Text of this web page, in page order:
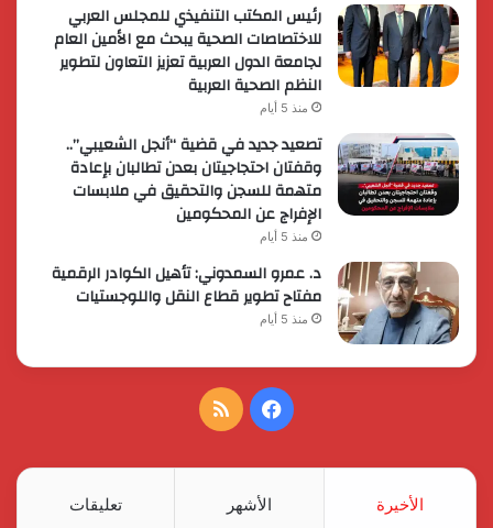
رئيس المكتب التنفيذي للمجلس العربي
للاختصاصات الصحية يبحث مع الأمين العام
لجامعة الدول العربية تعزيز التعاون لتطوير
النظم الصحية العربية
منذ 5 أيام
تصعيد جديد في قضية “أنجل الشعيبي”..
وقفتان احتجاجيتان بعدن تطالبان بإعادة
متهمة للسجن والتحقيق في ملابسات
الإفراج عن المحكومين
منذ 5 أيام
د. عمرو السمدوني: تأهيل الكوادر الرقمية
مفتاح تطوير قطاع النقل واللوجستيات
منذ 5 أيام
فيسبوكملخص
الأخيرة الأشهر تعليقات